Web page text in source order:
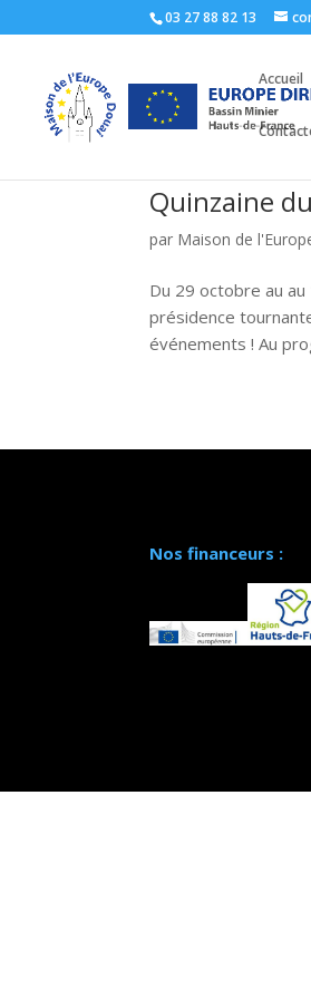
03 27 88 82 13
Accueil
Quinzaine
par Maison de
Du 29 octobre au au
présidence
événements ! Au
Nos financeurs :